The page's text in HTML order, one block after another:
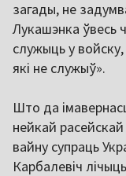
загады, не
Лукашэнка ўвесь
служыць у
які не служыў».
Што да
нейкай
вайну супраць
Карбалевіч